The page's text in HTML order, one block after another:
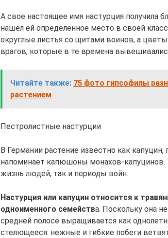
А свое настоящее имя настурция получила
нашел ей определенное место в своей
округлые листья со щитами воинов, а
врагов, которые в те времена
Читайте также: 75 фото гипсофилы
растением
Пестролистные настурции
В Германии растение известно как
напоминает капюшоны монахов-капуцинов.
жизнь людей, так и периоды войн.
Настурция или капуцин относится к
одноименного семейства. Поскольку она
средней полосе выращивается как
стелющееся: нежные и гибкие побеги